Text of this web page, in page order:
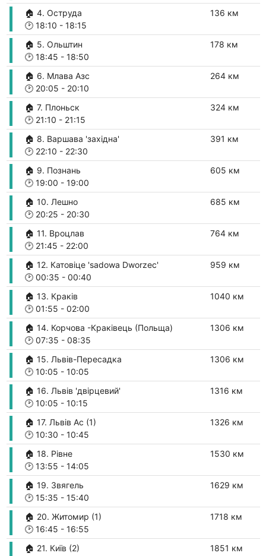
🏠 4. Оструда
🕑18:10 - 18:15
136 км
🏠 5. Ольштин
🕑18:45 - 18:50
178 км
🏠 6. Млава Азс
🕑20:05 - 20:10
264 км
🏠 7. Плоньск
🕑21:10 - 21:15
324 км
🏠 8. Варшава 'західна'
🕑22:10 - 22:30
391 км
🏠 9. Познань
🕑19:00 - 19:00
605 км
🏠 10. Лешно
🕑20:25 - 20:30
685 км
🏠 11. Вроцлав
🕑21:45 - 22:00
764 км
🏠 12. Катовіце 'sаdowа Dworzec'
🕑00:35 - 00:40
959 км
🏠 13. Краків
🕑01:55 - 02:00
1040 км
🏠 14. Корчова -Краківець (Польща)
🕑07:35 - 08:35
1306 км
🏠 15. Львів-Пересадка
🕑10:05 - 10:05
1306 км
🏠 16. Львів 'двірцевий'
🕑10:05 - 10:15
1316 км
🏠 17. Львів Аc (1)
🕑10:30 - 10:45
1326 км
🏠 18. Рівне
🕑13:55 - 14:05
1530 км
🏠 19. Звягель
🕑15:35 - 15:40
1629 км
🏠 20. Житомир (1)
🕑16:45 - 16:55
1718 км
🏠 21. Київ (2)
1851 км